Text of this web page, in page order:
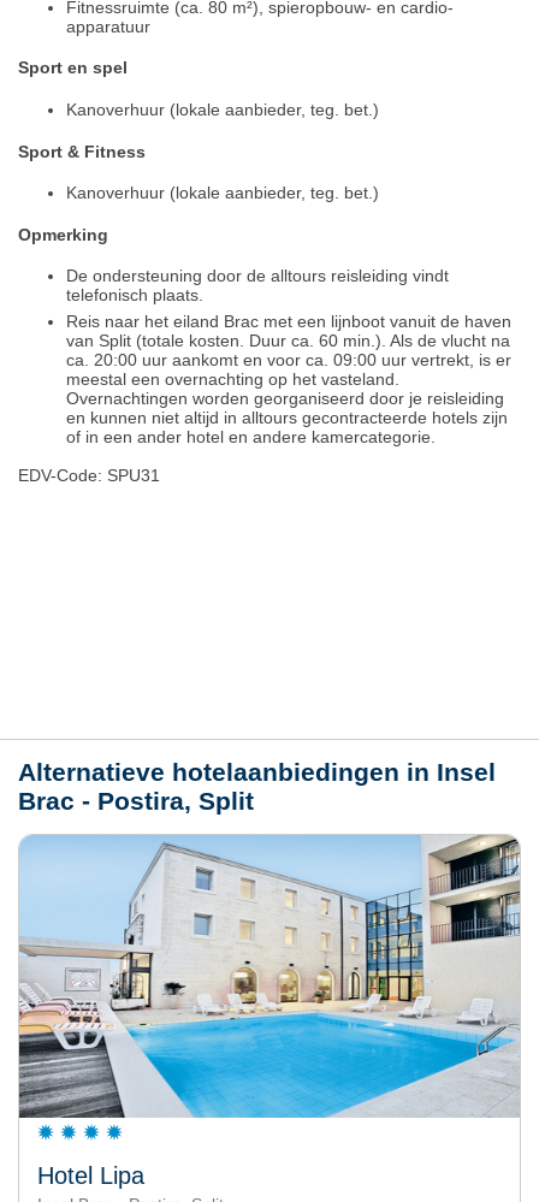
Fitnessruimte (ca. 80 m²), spieropbouw- en cardio-
apparatuur
Sport en spel
Kanoverhuur (lokale aanbieder, teg. bet.)
Sport & Fitness
Kanoverhuur (lokale aanbieder, teg. bet.)
Opmerking
De ondersteuning door de alltours reisleiding vindt
telefonisch plaats.
Reis naar het eiland Brac met een lijnboot vanuit de haven
van Split (totale kosten. Duur ca. 60 min.). Als de vlucht na
ca. 20:00 uur aankomt en voor ca. 09:00 uur vertrekt, is er
meestal een overnachting op het vasteland.
Overnachtingen worden georganiseerd door je reisleiding
en kunnen niet altijd in alltours gecontracteerde hotels zijn
of in een ander hotel en andere kamercategorie.
EDV-Code: SPU31
Alternatieve hotelaanbiedingen in Insel
Brac - Postira, Split
Hotel Lipa